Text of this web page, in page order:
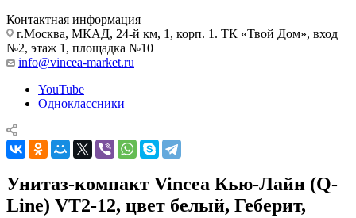
Контактная информация
г.Москва, МКАД, 24-й км, 1, корп. 1. ТК «Твой Дом», вход
№2, этаж 1, площадка №10
info@vincea-market.ru
YouTube
Одноклассники
Унитаз-компакт Vincea Кью-Лайн (Q-
Line) VT2-12, цвет белый, Геберит,